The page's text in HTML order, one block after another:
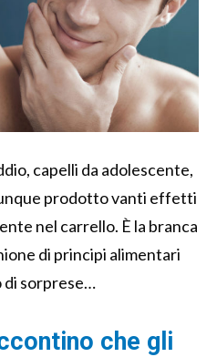
capelli da adolescente,
prodotto vanti effetti
nel carrello. È la branca
di principi alimentari
di sorprese…
che gli